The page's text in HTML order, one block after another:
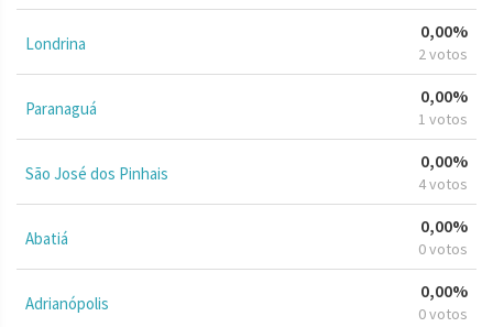
Londrina
0,00%
2 votos
Paranaguá
0,00%
1 votos
São José dos Pinhais
0,00%
4 votos
Abatiá
0,00%
0 votos
Adrianópolis
0,00%
0 votos